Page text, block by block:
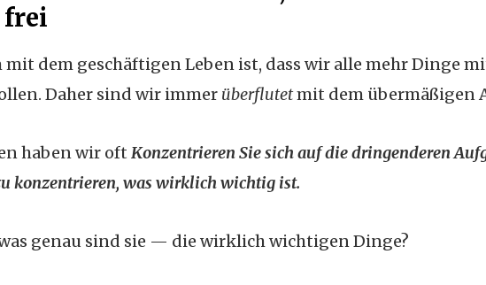
frei
mit dem geschäftigen Leben ist, dass wir alle mehr Dinge
Daher sind wir immer überflutetmit dem übermäßigen
haben wir oft Konzentrieren Sie sich auf die dringenderen
konzentrieren, was wirklich wichtig ist.
genau sind sie — die wirklich wichtigen Dinge?